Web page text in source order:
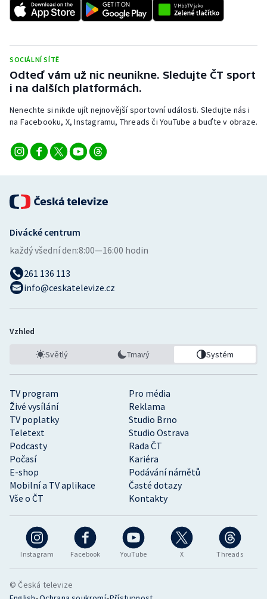
SOCIÁLNÍ SÍTĚ
Odteď vám už nic neunikne. Sledujte ČT sport
i na dalších platformách.
Nenechte si nikde ujít nejnovější sportovní události. Sledujte nás i
na Facebooku, X, Instagramu, Threads či YouTube a buďte v obraze.
Instagram Facebook YouTube X Threads
TV program
Pro média
Živé vysílání
Reklama
TV poplatky
Studio Brno
Teletext
Studio Ostrava
Podcasty
Rada ČT
Počasí
Kariéra
E-shop
Podávání námětů
Mobilní a TV aplikace
Časté dotazy
Vše o ČT
Kontakty
Divácké centrum
každý všední den:8:00—16:00 hodin
261 136 113
info@ceskatelevize.cz
Vzhled
Světlý Tmavý Systém
© Česká televize